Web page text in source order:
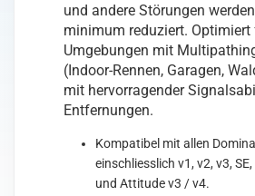
und andere Störungen
minimum reduziert. Optimiert
Umgebungen mit
(Indoor-Rennen, Garagen,
mit hervorragender
Entfernungen.
Kompatibel mit allen
einschliesslich v1, v2, v3,
und Attitude v3 / v4.